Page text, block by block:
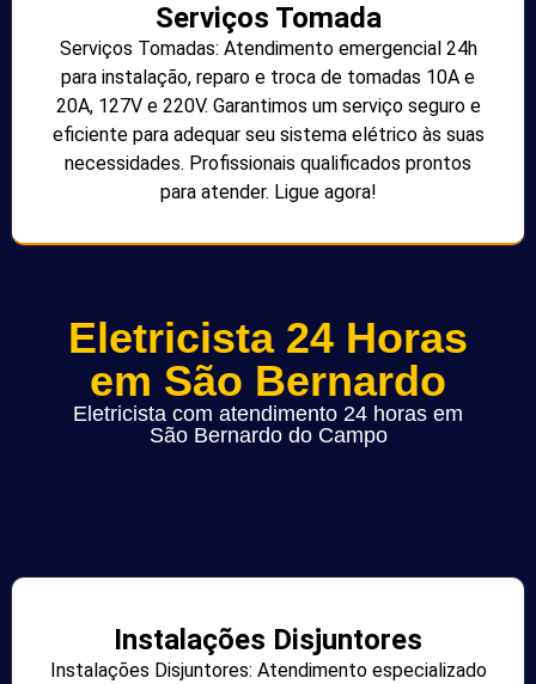
Serviços Tomada
Serviços Tomadas: Atendimento emergencial 24h
para instalação, reparo e troca de tomadas 10A e
20A, 127V e 220V. Garantimos um serviço seguro e
eficiente para adequar seu sistema elétrico às suas
necessidades. Profissionais qualificados prontos
para atender. Ligue agora!
Eletricista 24 Horas
em São Bernardo
Eletricista com atendimento 24 horas em
São Bernardo do Campo
Instalações Disjuntores
Instalações Disjuntores: Atendimento especializado